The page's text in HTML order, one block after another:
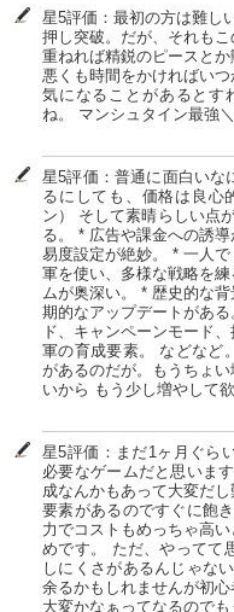
星5評価：最初の方は難し
押し突破。だが、それも
重ねれば精鋭のピースと
悪くも時間をかければい
気になることがあるとす
ね。 マンシュタイン最強
星5評価：普通に面白いな
るにしても、価格は良心
ン） そして素晴らしい点
る。 * 広告や課金への誘
易度設定が絶妙。 * 一人
軍を使い、多様な戦略を
ムが奥深い。 * 歴史的な
期的なアップデートがあ
ド、キャンペーンモード
軍の育成要素。 などなど
があるのだが。もうちょ
いから もう少し増やして
星5評価：まだ1ヶ月ぐら
必要なゲームだと思いま
成なんかもあって大変だ
要素があるのですぐに飽
力でコストもめっちゃ高
めです。 ただ、やってて
しにくさがあるんじゃな
余るかもしれませんが初
大変かなぁってなるので